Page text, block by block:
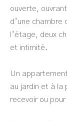
ouverte,
d’une chambre
l’étage, deux
et intimité.
Un
au jardin et à la
recevoir ou